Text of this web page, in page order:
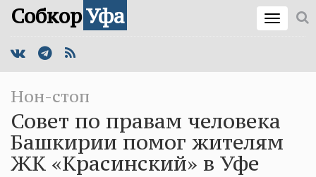
СобкорУфа
Нон-стоп
Совет по правам человека
Башкирии помог жителям
ЖК «Красинский» в Уфе